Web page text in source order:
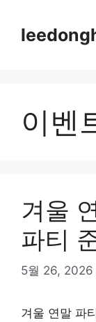
content
이벤
겨울
파티
5월 26, 2026
겨울 연말 파